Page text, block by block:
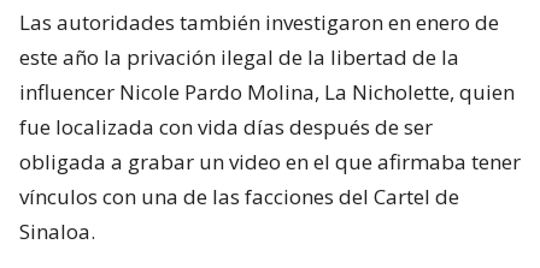
Las autoridades también investigaron en enero de
este año la privación ilegal de la libertad de la
influencer Nicole Pardo Molina, La Nicholette, quien
fue localizada con vida días después de ser
obligada a grabar un video en el que afirmaba tener
vínculos con una de las facciones del Cartel de
Sinaloa.